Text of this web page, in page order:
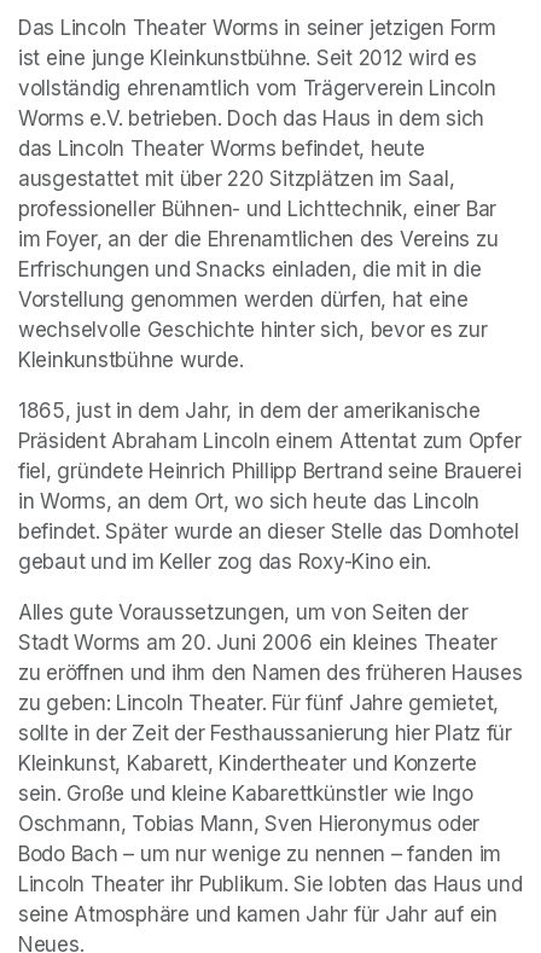
Das Lincoln Theater Worms in seiner jetzigen Form
ist eine junge Kleinkunstbühne. Seit 2012 wird es
vollständig ehrenamtlich vom Trägerverein Lincoln
Worms e.V. betrieben. Doch das Haus in dem sich
das Lincoln Theater Worms befindet, heute
ausgestattet mit über 220 Sitzplätzen im Saal,
professioneller Bühnen- und Lichttechnik, einer Bar
im Foyer, an der die Ehrenamtlichen des Vereins zu
Erfrischungen und Snacks einladen, die mit in die
Vorstellung genommen werden dürfen, hat eine
wechselvolle Geschichte hinter sich, bevor es zur
Kleinkunstbühne wurde.
1865, just in dem Jahr, in dem der amerikanische
Präsident Abraham Lincoln einem Attentat zum Opfer
fiel, gründete Heinrich Phillipp Bertrand seine Brauerei
in Worms, an dem Ort, wo sich heute das Lincoln
befindet. Später wurde an dieser Stelle das Domhotel
gebaut und im Keller zog das Roxy-Kino ein.
Alles gute Voraussetzungen, um von Seiten der
Stadt Worms am 20. Juni 2006 ein kleines Theater
zu eröffnen und ihm den Namen des früheren Hauses
zu geben: Lincoln Theater. Für fünf Jahre gemietet,
sollte in der Zeit der Festhaussanierung hier Platz für
Kleinkunst, Kabarett, Kindertheater und Konzerte
sein. Große und kleine Kabarettkünstler wie Ingo
Oschmann, Tobias Mann, Sven Hieronymus oder
Bodo Bach – um nur wenige zu nennen – fanden im
Lincoln Theater ihr Publikum. Sie lobten das Haus und
seine Atmosphäre und kamen Jahr für Jahr auf ein
Neues.